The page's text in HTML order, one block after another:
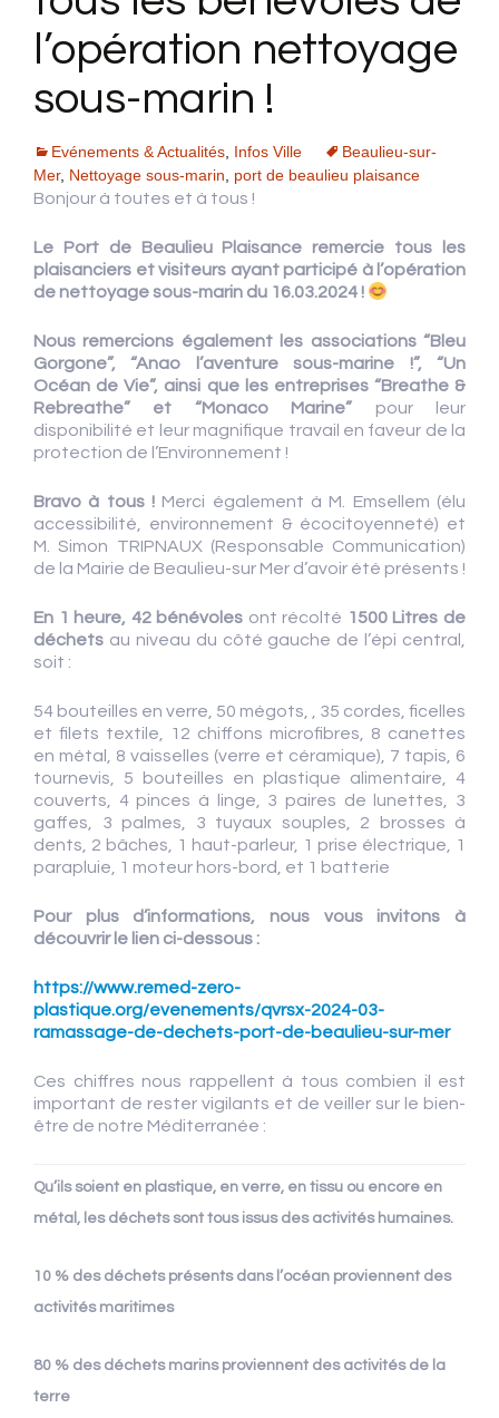
l’opération nettoyage
sous-marin !
Evénements & Actualités Infos Ville
Beaulieu-sur-
Mer, Nettoyage sous-marin
port de beaulieu plaisance
Bonjour à toutes et à tous !
Le Port de Beaulieu Plaisance remercie tous les
plaisanciers et visiteurs ayant participé à l’opération
de nettoyage sous-marin du 16.03.2024 !
Nous remercions également les associations “Bleu
Gorgone”, “Anao l’aventure sous-marine !”, “Un
Océan de Vie”, ainsi que les entreprises “Breathe &
Rebreathe” et “Monaco Marine” pour leur
disponibilité et leur magnifique travail en faveur de la
protection de l’Environnement !
Bravo à tous ! Merci également à M. Emsellem (élu
accessibilité, environnement & écocitoyenneté) et
M. Simon TRIPNAUX (Responsable Communication)
de la Mairie de Beaulieu-sur Mer d’avoir été présents !
En 1 heure, 42 bénévoles ont récolté 1500 Litres de
déchets au niveau du côté gauche de l’épi central,
soit :
54 bouteilles en verre, 50 mégots, , 35 cordes, ficelles
et filets textile, 12 chiffons microfibres, 8 canettes
en métal, 8 vaisselles (verre et céramique), 7 tapis, 6
tournevis, 5 bouteilles en plastique alimentaire, 4
couverts, 4 pinces à linge, 3 paires de lunettes, 3
gaffes, 3 palmes, 3 tuyaux souples, 2 brosses à
dents, 2 bâches, 1 haut-parleur, 1 prise électrique, 1
parapluie, 1 moteur hors-bord, et 1 batterie
Pour plus d’informations, nous vous invitons à
découvrir le lien ci-dessous :
https://www.remed-zero-
plastique.org/evenements/qvrsx-2024-03-
ramassage-de-dechets-port-de-beaulieu-sur-mer
Ces chiffres nous rappellent à tous combien il est
important de rester vigilants et de veiller sur le bien-
être de notre Méditerranée :
Qu’ils soient en plastique, en verre, en tissu ou encore en
métal, les déchets sont tous issus des activités humaines.
10 % des déchets présents dans l’océan proviennent des
activités maritimes
80 % des déchets marins proviennent des activités de la
terre